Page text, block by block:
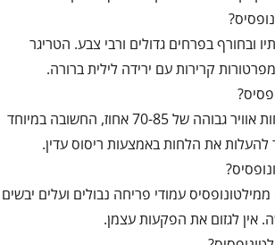
ובחורף בפרחים גדולים ורבי צבע. הטריגר
קרירות עם ירידה לילית ברורה.
מילטונופסיס זקוק ללחות אוויר גבוהה של 70-85 אחוז, החשובה במיוחד
את הלחות באמצעות ריסוס עדין.
עמודי פריחה נבולים ועלים יבשים
אין לגזום את הפקעות עצמן.